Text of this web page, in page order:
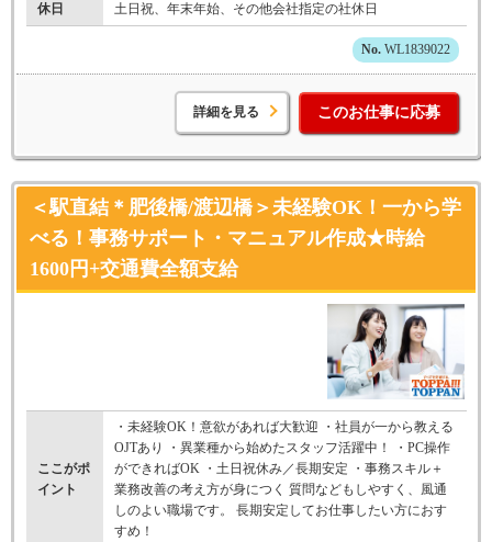
休日 土日祝、年末年始、その他会社指定の社休日
WL1839022
詳細を見る このお仕事に応募
＜駅直結＊肥後橋/渡辺橋＞未経験OK！一から学
べる！事務サポート・マニュアル作成★時給
1600円+交通費全額支給
ここがポ
イント
・未経験OK！意欲があれば大歓迎 ・社員が一から教える
OJTあり ・異業種から始めたスタッフ活躍中！ ・PC操作
ができればOK ・土日祝休み／長期安定 ・事務スキル＋
業務改善の考え方が身につく 質問などもしやすく、風通
しのよい職場です。 長期安定してお仕事したい方におす
すめ！